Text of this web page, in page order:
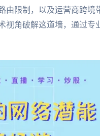
由限制，以及运营商跨境
视角破解这道墙，通过专